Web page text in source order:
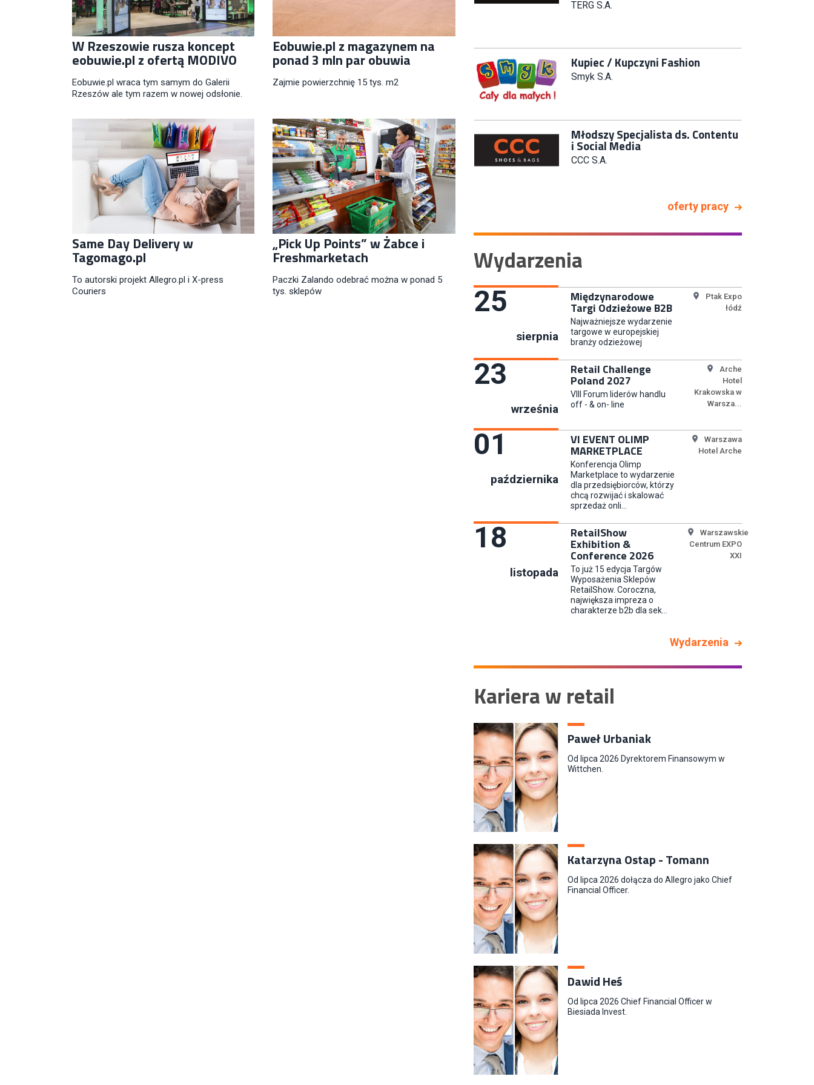
W Rzeszowie rusza koncept
eobuwie.pl z ofertą MODIVO
Eobuwie.pl wraca tym samym do Galerii
Rzeszów ale tym razem w nowej odsłonie.
Eobuwie.pl z magazynem na
ponad 3 mln par obuwia
Zajmie powierzchnię 15 tys. m2
Same Day Delivery w
Tagomago.pl
To autorski projekt Allegro.pl i X-press
Couriers
„Pick Up Points” w Żabce i
Freshmarketach
Paczki Zalando odebrać można w ponad 5
tys. sklepów
Zastępca Kierownika Salonu CH
Specjalista/tka ds. Utrzymania
Key Account Manager Meble
Empik
Sprzedaży B2B (K/M/N)
Koordynator Inwestycji
ETOS S.A.
Content Creator (m/k)
Medicine
Junior RPA Developer (k/m)
TERG S.A.
Kupiec / Kupczyni Fashion
Smyk S.A.
Młodszy Specjalista ds. Contentu
i Social Media
CCC S.A.
oferty pracy
Wydarzenia
25
sierpnia
Międzynarodowe
Targi Odzieżowe B2B
Najważniejsze wydarzenie
targowe w europejskiej
branży odzieżowej
Ptak Expo
łódź
23
września
Retail Challenge
Poland 2027
VIII Forum liderów handlu
off - & on- line
Arche
Hotel
Krakowska w
Warsza...
01
października
VI EVENT OLIMP
MARKETPLACE
Konferencja Olimp
Marketplace to wydarzenie
dla przedsiębiorców, którzy
chcą rozwijać i skalować
sprzedaż onli...
Warszawa
Hotel Arche
18
listopada
RetailShow
Exhibition &
Conference 2026
To już 15 edycja Targów
Wyposażenia Sklepów
RetailShow. Coroczna,
największa impreza o
charakterze b2b dla sek...
Warszawskie
Centrum EXPO
XXI
Wydarzenia
Kariera w retail
Paweł Urbaniak
Od lipca 2026 Dyrektorem Finansowym w
Wittchen.
Katarzyna Ostap - Tomann
Od lipca 2026 dołącza do Allegro jako Chief
Financial Officer.
Dawid Heś
Od lipca 2026 Chief Financial Officer w
Biesiada Invest.